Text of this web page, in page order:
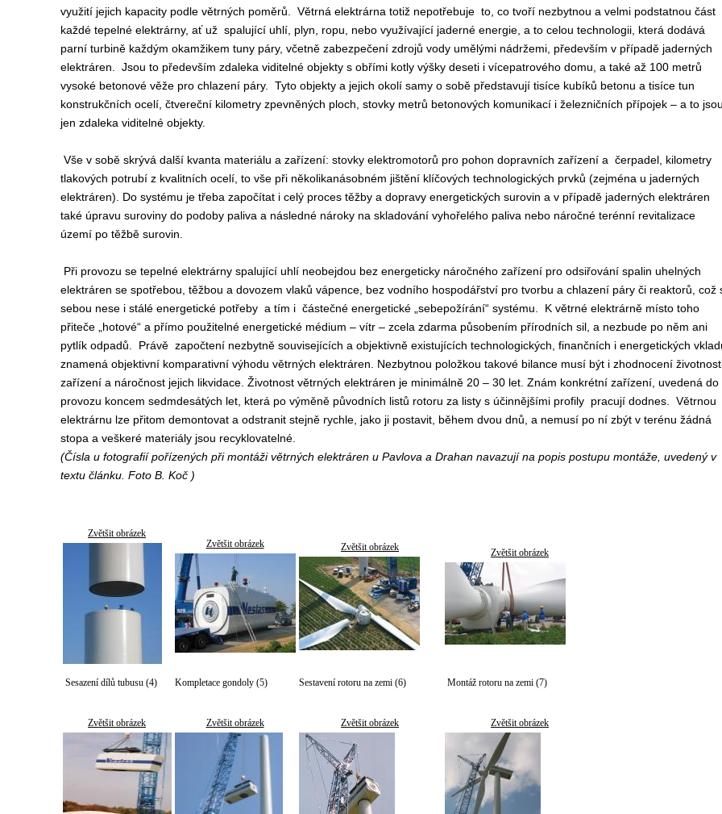
využití jejich kapacity podle větrných poměrů. Větrná elektrárna totiž nepotřebuje to, co tvoří nezbytnou a velmi podstatnou část
každé tepelné elektrárny, ať už spalující uhlí, plyn, ropu, nebo využívající jaderné energie, a to celou technologii, která dodává
parní turbině každým okamžikem tuny páry, včetně zabezpečení zdrojů vody umělými nádržemi, především v případě jaderných
elektráren. Jsou to především zdaleka viditelné objekty s obřími kotly výšky deseti i vícepatrového domu, a také až 100 metrů
vysoké betonové věže pro chlazení páry. Tyto objekty a jejich okolí samy o sobě představují tisíce kubíků betonu a tisíce tun
konstrukčních ocelí, čtvereční kilometry zpevněných ploch, stovky metrů betonových komunikací i železničních přípojek – a to
jen zdaleka viditelné objekty.
Vše v sobě skrývá další kvanta materiálu a zařízení: stovky elektromotorů pro pohon dopravních zařízení a čerpadel, kilometry
tlakových potrubí z kvalitních ocelí, to vše při několikanásobném jištění klíčových technologických prvků (zejména u jaderných
elektráren). Do systému je třeba započítat i celý proces těžby a dopravy energetických surovin a v případě jaderných elektráren
také úpravu suroviny do podoby paliva a následné nároky na skladování vyhořelého paliva nebo náročné terénní revitalizace
území po těžbě surovin.
Při provozu se tepelné elektrárny spalující uhlí neobejdou bez energeticky náročného zařízení pro odsiřování spalin uhelných
elektráren se spotřebou, těžbou a dovozem vlaků vápence, bez vodního hospodářství pro tvorbu a chlazení páry či reaktorů, což
sebou nese i stálé energetické potřeby a tím i částečné energetické „sebepožírání“ systému. K větrné elektrárně místo toho
přiteče „hotové“ a přímo použitelné energetické médium – vítr – zcela zdarma působením přírodních sil, a nezbude po něm ani
pytlík odpadů. Právě započtení nezbytně souvisejících a objektivně existujících technologických, finančních i energetických
znamená objektivní komparativní výhodu větrných elektráren. Nezbytnou položkou takové bilance musí být i zhodnocení
zařízení a náročnost jejich likvidace. Životnost větrných elektráren je minimálně 20 – 30 let. Znám konkrétní zařízení, uvedená do
provozu koncem sedmdesátých let, která po výměně původních listů rotoru za listy s účinnějšími profily pracují dodnes. Větrnou
elektrárnu lze přitom demontovat a odstranit stejně rychle, jako ji postavit, během dvou dnů, a nemusí po ní zbýt v terénu žádná
stopa a veškeré materiály jsou recyklovatelné.
(Čísla u fotografií pořízených při montáži větrných elektráren u Pavlova a Drahan navazují na popis postupu montáže, uvedený v
textu článku. Foto B. Koč )
Zvětšit obrázek
Zvětšit obrázek
Zvětšit obrázek Zvětšit obrázek
Sesazení dílů tubusu (4) Kompletace gondoly (5) Sestavení rotoru na zemi (6) Montáž rotoru na zemi (7)
Zvětšit obrázek Zvětšit obrázek Zvětšit obrázek Zvětšit obrázek